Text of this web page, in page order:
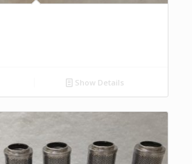
Show Details